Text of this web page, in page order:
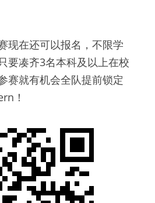
现在还可以报名，不限学
要凑齐3名本科及以上在校
赛就有机会全队提前锁定
！